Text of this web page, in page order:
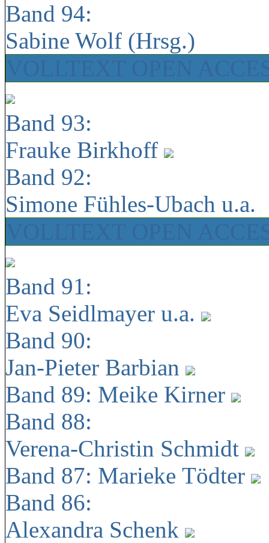
Band 94:
Sabine Wolf (Hrsg.)
Band 93:
Frauke Birkhoff
Band 92:
Simone Fühles-Ubach u.a.
Band 91:
Eva Seidlmayer u.a.
Band 90:
Jan-Pieter Barbian
Band 89: Meike Kirner
Band 88:
Verena-Christin Schmidt
Band 87: Marieke Tödter
Band 86:
Alexandra Schenk